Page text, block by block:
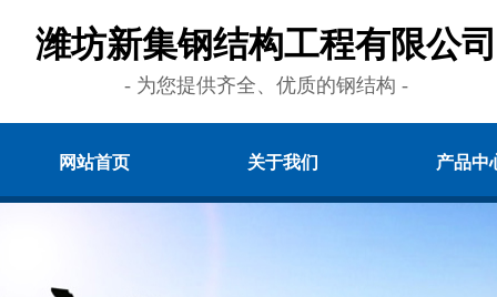
潍坊新集钢结构工程有限公司
- 为您提供齐全、优质的钢结构 -
网站首页 关于我们 产品中